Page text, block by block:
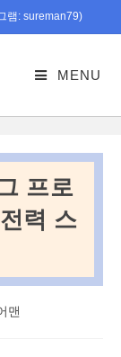
램: sureman79)
MENU
프로
력 스
맨